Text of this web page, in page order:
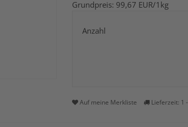
Grundpreis: 99,67 EUR/1kg
Anzahl
Auf meine Merkliste Lieferzeit: 1